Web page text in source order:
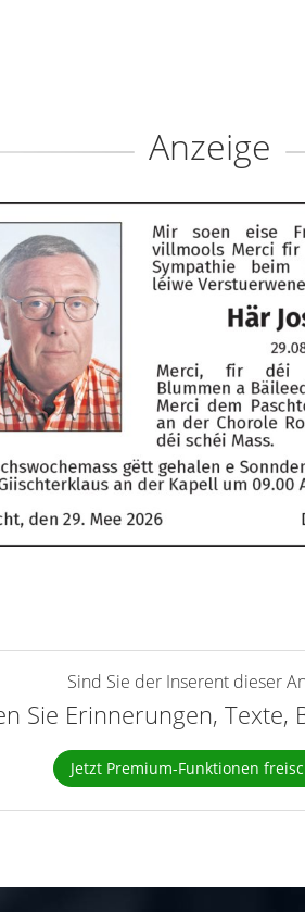
Anzeige
Sind Sie der Inserent dieser
Sie Erinnerungen,
Jetzt Premium-Funktionen